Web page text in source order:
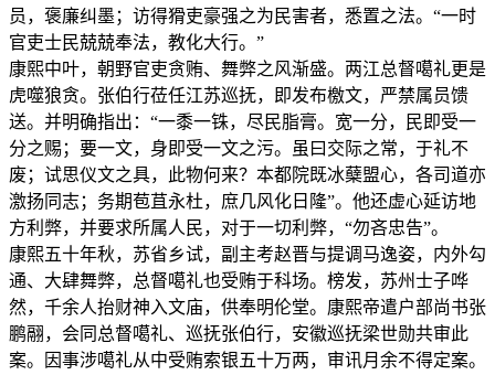
员，褒廉纠墨；访得猾吏豪强之为民害者，悉置之法。“一时
官吏士民兢兢奉法，教化大行。”
康熙中叶，朝野官吏贪贿、舞弊之风渐盛。两江总督噶礼更是
虎噬狼贪。张伯行莅任江苏巡抚，即发布檄文，严禁属员馈
送。并明确指出：“一黍一铢，尽民脂膏。宽一分，民即受一
分之赐；要一文，身即受一文之污。虽曰交际之常，于礼不
废；试思仪文之具，此物何来？本都院既冰蘖盟心，各司道亦
激扬同志；务期苞苴永杜，庶几风化日隆”。他还虚心延访地
方利弊，并要求所属人民，对于一切利弊，“勿吝忠告”。
康熙五十年秋，苏省乡试，副主考赵晋与提调马逸姿，内外勾
通、大肆舞弊，总督噶礼也受贿于科场。榜发，苏州士子哗
然，千余人抬财神入文庙，供奉明伦堂。康熙帝遣户部尚书张
鹏翮，会同总督噶礼、巡抚张伯行，安徽巡抚梁世勋共审此
案。因事涉噶礼从中受贿索银五十万两，审讯月余不得定案。